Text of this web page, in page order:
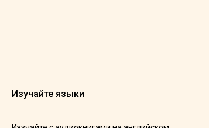
Изучайте языки